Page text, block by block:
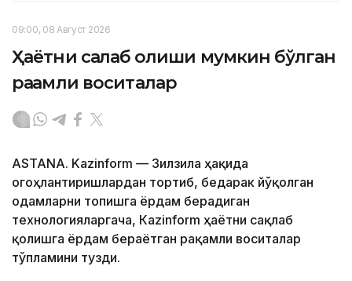
09:00, 08 Август 2026
Ҳаётни сақлаб қолиши мумкин бўлган
рақамли воситалар
ASTANA. Kazinform — Зилзила ҳақида
огоҳлантиришлардан тортиб, бедарак йўқолган
одамларни топишга ёрдам берадиган
технологияларгача, Кazinform ҳаётни сақлаб
қолишга ёрдам бераётган рақамли воситалар
тўпламини тузди.